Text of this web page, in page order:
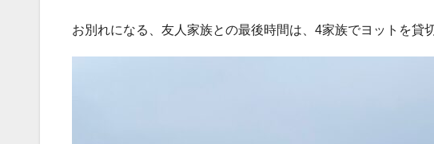
お別れになる、友人家族との最後時間は、4家族でヨットを貸